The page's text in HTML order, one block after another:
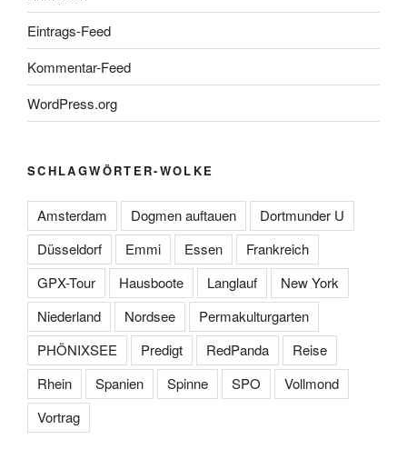
Eintrags-Feed
Kommentar-Feed
WordPress.org
SCHLAGWÖRTER-WOLKE
Amsterdam Dogmen auftauen
Dortmunder U
Düsseldorf
Emmi Essen
Frankreich
GPX-Tour
Hausboote Langlauf
New York
Niederland
Nordsee
Permakulturgarten
PHÖNIXSEE
Predigt RedPanda
Reise
Rhein
Spanien Spinne SPO
Vollmond
Vortrag